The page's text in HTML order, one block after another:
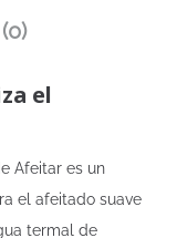
el
Afeitar es un
el afeitado suave
termal de